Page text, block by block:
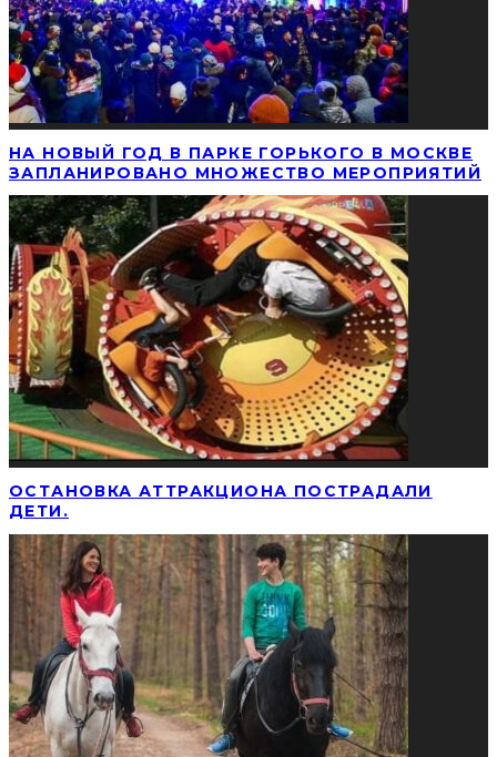
НА НОВЫЙ ГОД В ПАРКЕ ГОРЬКОГО В МОСКВЕ
ЗАПЛАНИРОВАНО МНОЖЕСТВО МЕРОПРИЯТИЙ
ОСТАНОВКА АТТРАКЦИОНА ПОСТРАДАЛИ
ДЕТИ.